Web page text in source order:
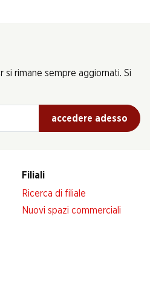
si rimane sempre aggiornati. Si
accedere adesso
Filiali
Ricerca di filiale
Nuovi spazi commerciali